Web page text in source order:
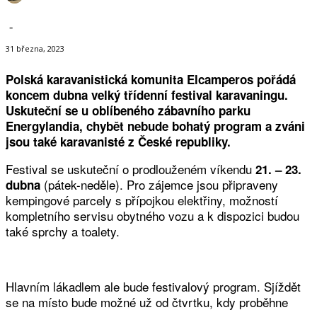
-
31 března, 2023
Polská karavanistická komunita Elcamperos pořádá
koncem dubna velký třídenní festival karavaningu.
Uskuteční se u oblíbeného zábavního parku
Energylandia, chybět nebude bohatý program a zváni
jsou také karavanisté z České republiky.
Festival se uskuteční o prodlouženém víkendu 21. – 23.
dubna (pátek-neděle). Pro zájemce jsou připraveny
kempingové parcely s přípojkou elektřiny, možností
kompletního servisu obytného vozu a k dispozici budou
také sprchy a toalety.
Hlavním lákadlem ale bude festivalový program. Sjíždět
se na místo bude možné už od čtvrtku, kdy proběhne